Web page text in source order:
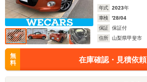
年式 2023年
車検
'28/04
保証
保証付
住所
山梨県甲斐市
無
料
在庫確認・見積依頼